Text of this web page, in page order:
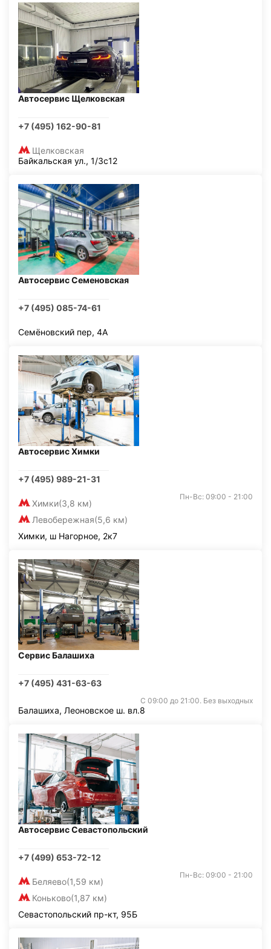
Автосервис Щелковская
+7 (495) 162-90-81
Щелковская
Байкальская ул., 1/3с12
Автосервис Семеновская
+7 (495) 085-74-61
Семёновский пер, 4А
Автосервис Химки
+7 (495) 989-21-31
Химки(3,8 км)
Левобережная(5,6 км)
Пн-Вс: 09:00 - 21:00
Химки, ш Нагорное, 2к7
Сервис Балашиха
+7 (495) 431-63-63
С 09:00 до 21:00. Без выходных
Балашиха, Леоновское ш. вл.8
Автосервис Севастопольский
+7 (499) 653-72-12
Беляево(1,59 км)
Коньково(1,87 км)
Пн-Вс: 09:00 - 21:00
Севастопольский пр-кт, 95Б